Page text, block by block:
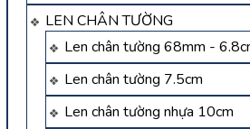
LEN CHÂN TƯỜNG
Len chân tường 68mm -
Len chân tường 7.5cm
Len chân tường nhựa 10cm